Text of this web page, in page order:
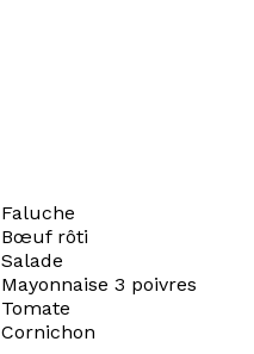
Faluche
Bœuf rôti
Salade
Mayonnaise 3 poivres
Tomate
Cornichon